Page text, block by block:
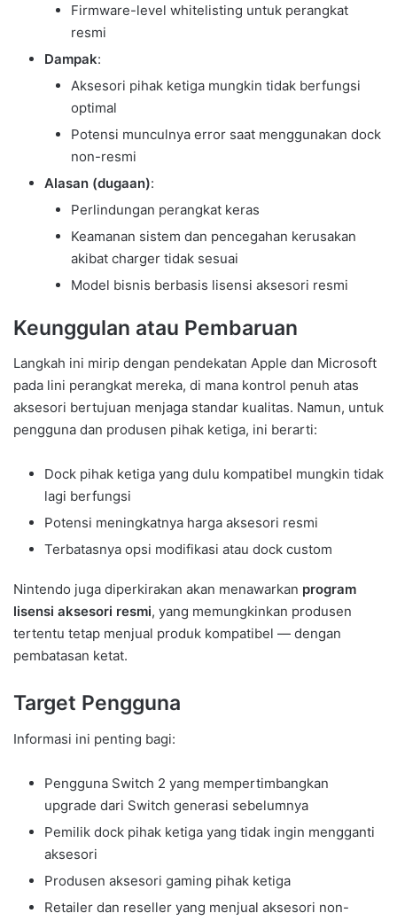
Firmware-level whitelisting untuk perangkat
resmi
Dampak:
Aksesori pihak ketiga mungkin tidak berfungsi
optimal
Potensi munculnya error saat menggunakan dock
non-resmi
Alasan (dugaan):
Perlindungan perangkat keras
Keamanan sistem dan pencegahan kerusakan
akibat charger tidak sesuai
Model bisnis berbasis lisensi aksesori resmi
Keunggulan atau Pembaruan
Langkah ini mirip dengan pendekatan Apple dan Microsoft
pada lini perangkat mereka, di mana kontrol penuh atas
aksesori bertujuan menjaga standar kualitas. Namun, untuk
pengguna dan produsen pihak ketiga, ini berarti:
Dock pihak ketiga yang dulu kompatibel mungkin tidak
lagi berfungsi
Potensi meningkatnya harga aksesori resmi
Terbatasnya opsi modifikasi atau dock custom
Nintendo juga diperkirakan akan menawarkan program
lisensi aksesori resmi, yang memungkinkan produsen
tertentu tetap menjual produk kompatibel — dengan
pembatasan ketat.
Target Pengguna
Informasi ini penting bagi:
Pengguna Switch 2 yang mempertimbangkan
upgrade dari Switch generasi sebelumnya
Pemilik dock pihak ketiga yang tidak ingin mengganti
aksesori
Produsen aksesori gaming pihak ketiga
Retailer dan reseller yang menjual aksesori non-